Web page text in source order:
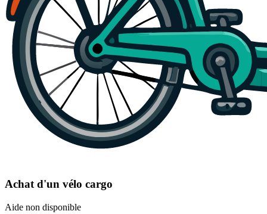
Achat d'un vélo cargo
Aide non disponible